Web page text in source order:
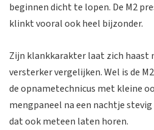
beginnen dicht te lopen. De M2
klinkt vooral ook heel bijzonder.
Zijn klankkarakter laat zich haast
versterker vergelijken. Wel is de
de opnametechnicus met kleine
mengpaneel na een nachtje
dat ook meteen laten horen.